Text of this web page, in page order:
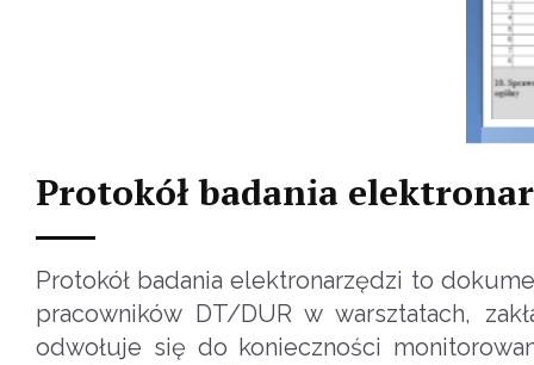
Protokół badania
Protokół badania elektronarzędzi to
pracowników DT/DUR w warsztatach,
odwołuje się do konieczności